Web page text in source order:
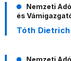
Nemzeti
és
Tóth
Nemzeti